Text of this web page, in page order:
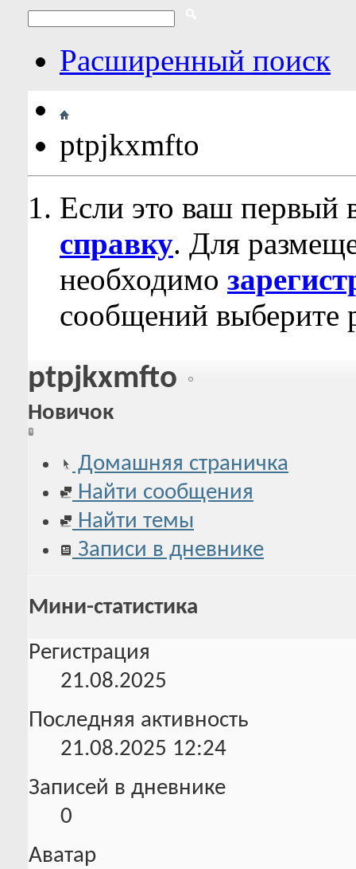
Расширенный поиск
ptpjkxmfto
Если это ваш первый
справку. Для
необходимо
сообщений выберите
ptpjkxmfto
Новичок
Домашняя страничка
Найти сообщения
Найти темы
Записи в дневнике
Мини-статистика
Регистрация
21.08.2025
Последняя активность
21.08.2025 12:24
Записей в дневнике
0
Аватар